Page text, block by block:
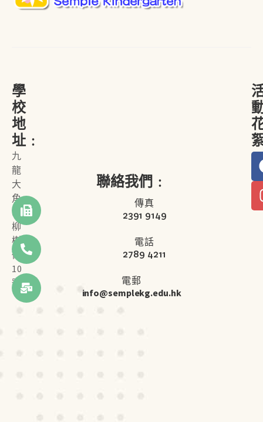
學
校
地
址﹕
九
龍
大
角
咀
柳
樹
街
10
號
聯絡我們﹕
傳真
2391 9149
電話
2789 4211
電郵
info@semplekg.edu.hk